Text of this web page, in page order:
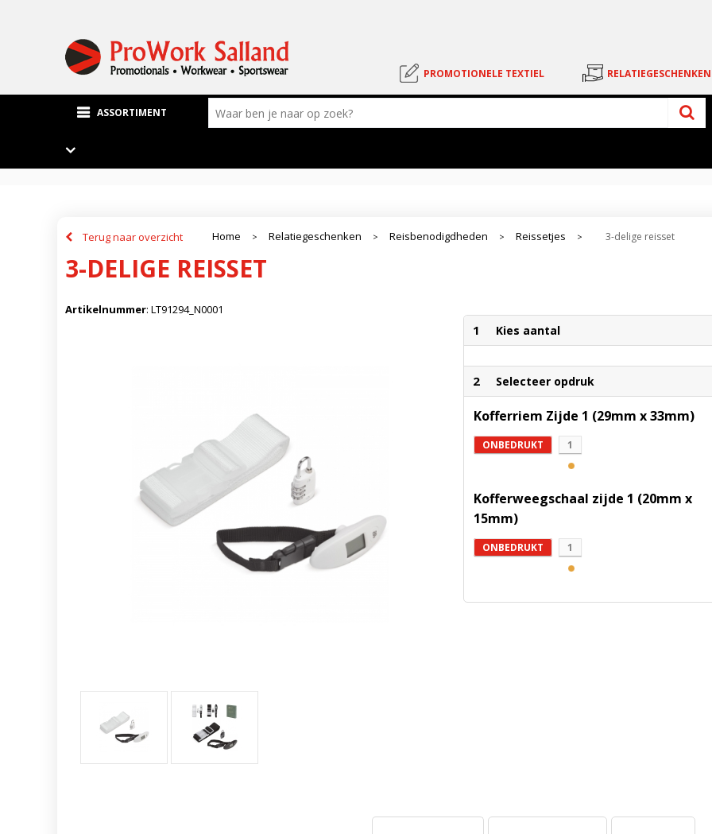
PROMOTIONELE TEXTIEL RELATIEGESCHENKEN
ASSORTIMENT
Terug naar overzicht Home > Relatiegeschenken > Reisbenodigdheden > Reissetjes > 3-delige reisset
3-DELIGE REISSET
Artikelnummer: LT91294_N0001
1 Kies aantal
2 Selecteer opdruk
Kofferriem Zijde 1 (29mm x 33mm)
ONBEDRUKT 1
Kofferweegschaal zijde 1 (20mm x
15mm)
ONBEDRUKT 1